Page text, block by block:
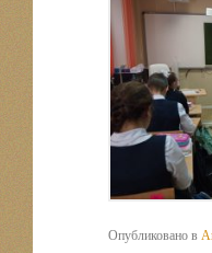
Опубликовано в